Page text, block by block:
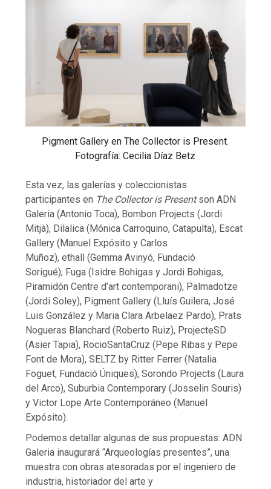
Pigment Gallery en The Collector is Present.
Fotografía: Cecilia Díaz Betz
Esta vez, las galerías y coleccionistas
participantes en The Collector is Presentson ADN
Galeria (Antonio Toca), Bombon Projects (Jordi
Mitjà), Dilalica (Mónica Carroquino, Catapulta), Escat
Gallery (Manuel Expósito y Carlos
Muñoz), ethall (Gemma Avinyó, Fundació
Sorigué); Fuga (Isidre Bohigas y Jordi Bohigas,
Piramidón Centre d’art contemporani), Palmadotze
(Jordi Soley), Pigment Gallery (Lluís Guilera, José
Luis González y Maria Clara Arbelaez Pardo), Prats
Nogueras Blanchard (Roberto Ruiz), ProjecteSD
(Asier Tapia), RocioSantaCruz (Pepe Ribas y Pepe
Font de Mora), SELTZ by Ritter Ferrer (Natalia
Foguet, Fundació Úniques), Sorondo Projects (Laura
del Arco), Suburbia Contemporary (Josselin Souris)
y Victor Lope Arte Contemporáneo (Manuel
Expósito).
Podemos detallar algunas de sus propuestas: ADN
Galeria inaugurará “Arqueologías presentes”, una
muestra con obras atesoradas por el ingeniero de
industria, historiador del arte y